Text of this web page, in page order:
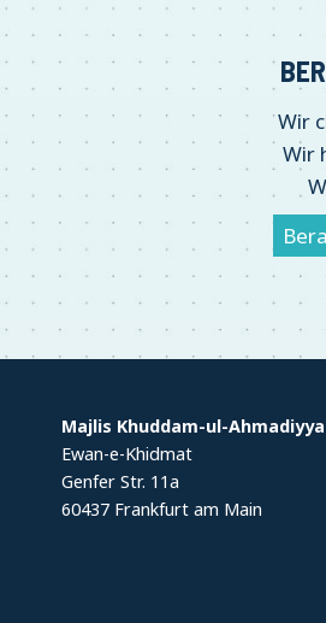
Wir
Wir
Majlis Khuddam-ul-
Ewan-e-Khidmat
Genfer Str. 11a
60437 Frankfurt am Main